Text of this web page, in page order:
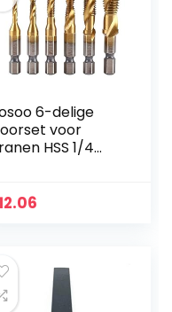
6-delige
voor
HSS 1/4